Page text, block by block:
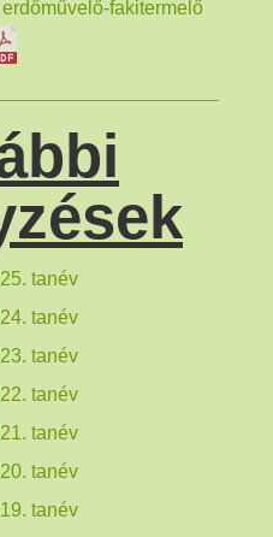
fakitermelő
tanév
tanév
tanév
tanév
tanév
tanév
tanév